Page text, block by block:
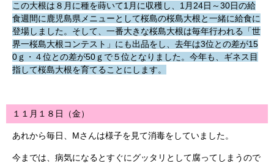
この大根は８月に種を蒔いて1月に収穫し、1月24日～30日の給
食週間に鹿児島県メニューとして桜島の桜島大根と一緒に給食に
登場しました。そして、一番大きな桜島大根は毎年行われる「世
界一桜島大根コンテスト」にも出品をし、去年は3位との差が15
0ｇ・４位との差が50ｇで５位となりました。今年も、ギネス目
指して桜島大根を育てることにします。
１１月１８日（金）
あれから毎日、Mさんは様子を見て消毒をしていました。
今までは、病気になるとすぐにグッタリとして腐ってしまうので